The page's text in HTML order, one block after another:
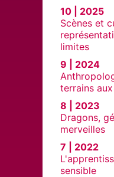
10 | 2025
Scènes et
limites
9 | 2024
terrains
8 | 2023
Dragons,
merveilles
7 | 2022
sensible